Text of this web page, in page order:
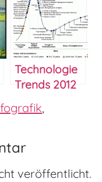
Technologie
Trends 2012
– Gartner
Hype Cycle
,
veröffentlicht.